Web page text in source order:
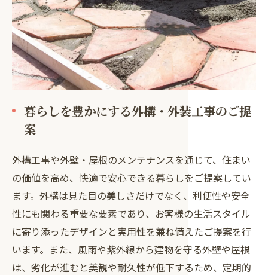
暮らしを豊かにする外構・外装工事のご提
案
外構工事や外壁・屋根のメンテナンスを通じて、住まい
の価値を高め、快適で安心できる暮らしをご提案してい
ます。外構は見た目の美しさだけでなく、利便性や安全
性にも関わる重要な要素であり、お客様の生活スタイル
に寄り添ったデザインと実用性を兼ね備えたご提案を行
います。また、風雨や紫外線から建物を守る外壁や屋根
は、劣化が進むと美観や耐久性が低下するため、定期的